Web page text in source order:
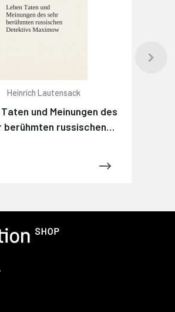
Heinrich Lautensack
und Meinungen des
berühmten russischen